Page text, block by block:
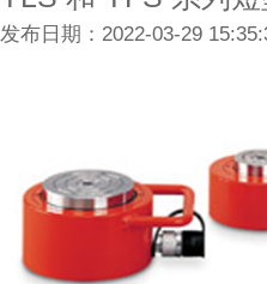
发布日期：2022-03-29